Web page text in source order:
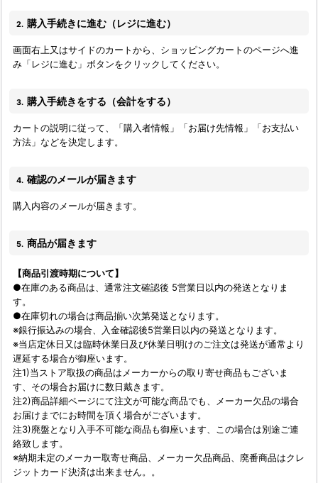
2. 購入手続きに進む（レジに進む）
画面右上又はサイドのカートから、ショッピングカートのページへ進
み「レジに進む」ボタンをクリックしてください。
3. 購入手続きをする（会計をする）
カートの説明に従って、「購入者情報」「お届け先情報」「お支払い
方法」などを決定します。
4. 確認のメールが届きます
購入内容のメールが届きます。
5. 商品が届きます
【商品引渡時期について】
●在庫のある商品は、通常注文確認後 5営業日以内の発送となりま
す。
●在庫切れの場合は商品揃い次第発送となります。
※銀行振込みの場合、入金確認後5営業日以内の発送となります。
※当店定休日又は臨時休業日及び休業日明けのご注文は発送が通常より
遅延する場合が御座います。
注1)当ストア取扱の商品はメーカーからの取り寄せ商品もございま
す、その場合お届けに数日戴きます。
注2)商品詳細ページにて注文が可能な商品でも、メーカー欠品の場合
お届けまでにお時間を頂く場合がございます。
注3)廃盤となり入手不可能な商品も御座います、この場合は別途ご連
絡致します。
※納期未定のメーカー取寄せ商品、メーカー欠品商品、廃番商品はクレ
ジットカード決済は出来ません。。